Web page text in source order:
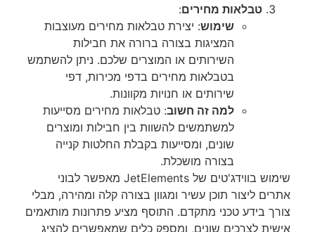
טבלאות מחירים:
שימוש: יצירת טבלאות מחירים מעוצבות
המציגות בצורה ברורה את חבילות
השירותים או המוצרים שלכם. ניתן להשתמש
בטבלאות מחירים בדפי מכירות, דפי
שירותים או חנויות מקוונות.
למה זה חשוב: טבלאות מחירים מסייעות
למשתמשים להשוות בין חבילות ומוצרים
שונים, ומסייעות בקבלת החלטות קנייה
בצורה מושכלת.
שימוש בווידג'טים של JetElements מאפשר לבוני
אתרים ליצור תוכן עשיר ומגוון בצורה קלה ומהירה, מבלי
צורך בידע טכני מתקדם. התוסף מציע פתרונות מותאמים
אישית לצרכים שונים, ומספק כלים שמאפשרים להציג